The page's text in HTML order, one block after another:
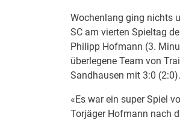
Wochenlang ging nichts
SC am vierten Spieltag
Philipp Hofmann (3.
überlegene Team von
Sandhausen mit 3:0 (2:0).
«Es war ein super Spiel
Torjäger Hofmann nach